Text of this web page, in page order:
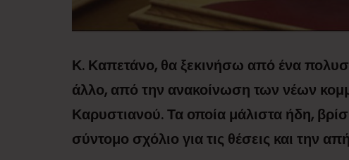
Κ. Καπετάνο, θα ξεκινήσω από ένα
άλλο, από την ανακοίνωση των νέων
Καρυστιανού. Τα οποία μάλιστα ήδη,
σύντομο σχόλιο για τις θέσεις και την